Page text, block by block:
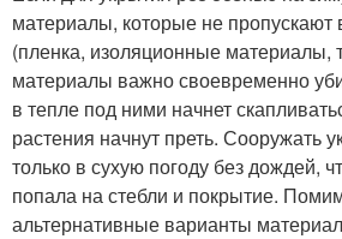
материалы, которые не пропускают
(пленка, изоляционные материалы,
материалы важно своевременно
в тепле под ними начнет
растения начнут преть. Сооружать
только в сухую погоду без дождей,
попала на стебли и покрытие.
альтернативные варианты